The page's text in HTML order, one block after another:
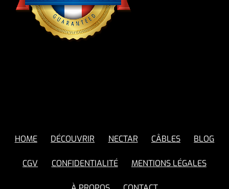
HOME DÉCOUVRIR NECTAR CÂBLES BLOG
CGV CONFIDENTIALITÉ MENTIONS LÉGALES